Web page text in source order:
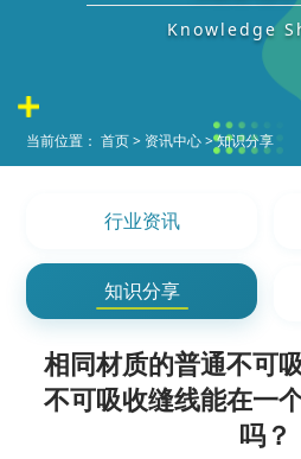
Knowledge
当前位置：首页> 资讯中心>知识分享
行业资讯
知识分享
相同材质的普通不可
不可吸收缝线能在一
吗？